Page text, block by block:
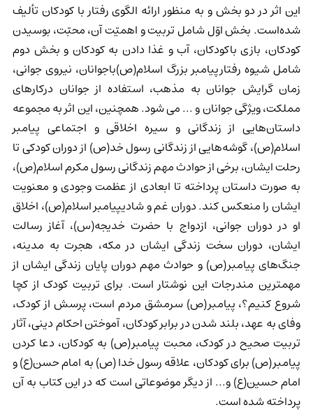
این‌ اثر در دو بخش‌ و به‌ منظور ارائه‌ الگوی‌ رفتار با کودکان‌ تألیف‌
شده‌است‌. بخش‌ اوّل‌ شامل‌ تربیت‌ و اهمیّت‌ آن‌، محبّت‌، بوسیدن‌
کودکان‌، بازی‌ باکودکان‌، آب‌ و غذا دادن‌ به‌ کودکان‌ و بخش‌ دوم‌
شامل‌ شیوه‌ رفتارپیامبر بزرگ اسلام(ص)باجوانان‌، نیروی‌ جوانی‌،
زمان‌ گرایش‌ جوانان‌ به‌ مذهب‌، استفاده‌ از جوانان‌ درکارهای‌
مملکت‌، ویژگی‌ جوانان‌ و ... می شود. همچنین، این اثر به مجموعه
داستان‌هایی از زندگانی و سیره اخلاقی و اجتماعی پیامبر
اسلام(ص)، گوشه‌هایی از زندگانی رسول خد(ص) از دوران کودکی تا
رحلت ایشان، برخی از حوادث مهم زندگانی رسول مکرم اسلام(ص)،
به صورت داستان پرداخته تا ابعادی از عظمت وجودی و معنویت
ایشان را منعکس کند. دوران غم و شادیپیامبر اسلام(ص)، اخلاق
او در دوران جوانی، ازدواج با حضرت خدیجه(س)، آغاز رسالت
ایشان، دوران سخت زندگی ایشان در مکه، هجرت به مدینه،
جنگ‌های پیامبر(ص) و حوادث مهم دوران پایان زندگی ایشان از
مهم‎ترین مندرجات این نوشتار است. برای تربیت کودک از کچا
شروع کنیم؟، پیامبر(ص) سرمشق مردم است، پرسش از کودک،
وفای به عهد، بلند شدن در برابر کودکان، آموختن احکام دینی، آثار
تربیت صحیح در کودک، محبت پیامبر(ص) به کودکان، دعا کردن
پیامبر(ص) برای کودکان، علاقه رسول خدا (ص) به امام حسن(ع) و
امام حسین(ع) و... از دیگر موضوعاتی است که در این کتاب به آن
پرداخته شده است.